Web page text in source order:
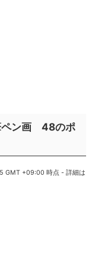
ペン画 48のポ
GMT +09:00 時点 -詳細は